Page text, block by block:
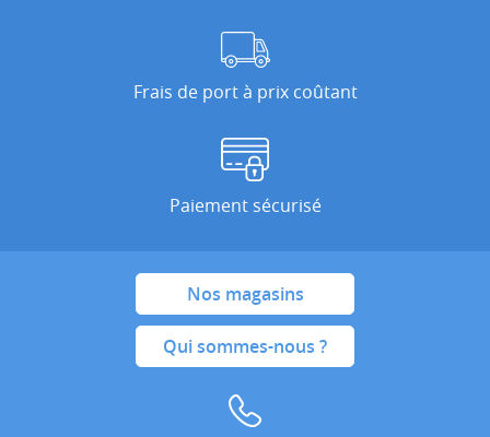
Frais de port à prix coûtant
Paiement sécurisé
Nos magasins
Qui sommes-nous ?